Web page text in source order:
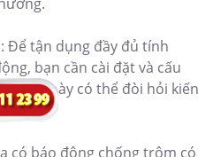
Để tận dụng đầy đủ tính
bạn cần cài đặt và cấu
điều này có thể đòi hỏi kiến
có báo động chống trộm có